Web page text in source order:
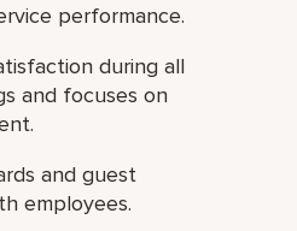
performance.
during all
and focuses on
and guest
employees.